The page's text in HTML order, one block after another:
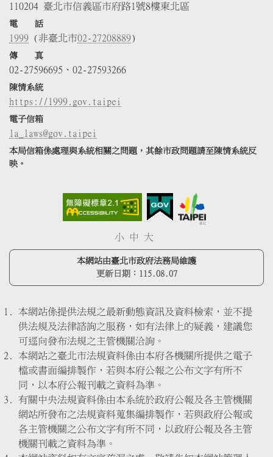
110204 臺北市信義區市府路1號8樓東北區
電 話
1999 (非臺北市02-27208889)
傳 真
02-27596695、02-27593266
陳情系統
https://1999.gov.taipei
電子信箱
la_laws@gov.taipei
本局信箱係處理與系統相關之問題，其餘市政問題請至陳情系統反
映。
小 中 大
本網站由臺北市政府法務局維護
更新日期： 115.08.07
本網站係提供法規之最新動態資訊及資料檢索，並不提
供法規及法律諮詢之服務，如有法律上的疑義，建議您
可逕向發布法規之主管機關洽詢。
本網站之臺北市法規資料係由本府各機關所提供之電子
檔或書面編排製作，若與本府公報之公布文字有所不
同，以本府公報刊載之資料為準。
有關中央法規資料係由本系統於政府公報及各主管機關
網站所發布之法規資料蒐集編排製作，若與政府公報或
各主管機關之公布文字有所不同，以政府公報及各主管
機關刊載之資料為準。